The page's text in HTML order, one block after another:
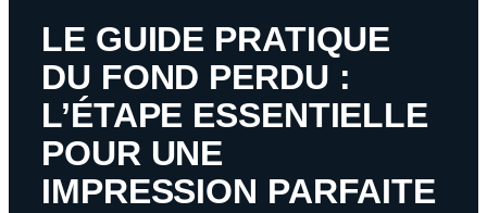
LE GUIDE PRATIQUE
DU FOND PERDU :
L’ÉTAPE ESSENTIELLE
POUR UNE
IMPRESSION PARFAITE